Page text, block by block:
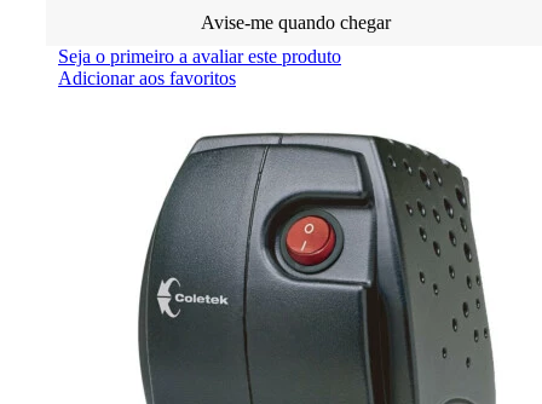
Avise-me quando chegar
Seja o primeiro a avaliar este produto
Adicionar aos favoritos